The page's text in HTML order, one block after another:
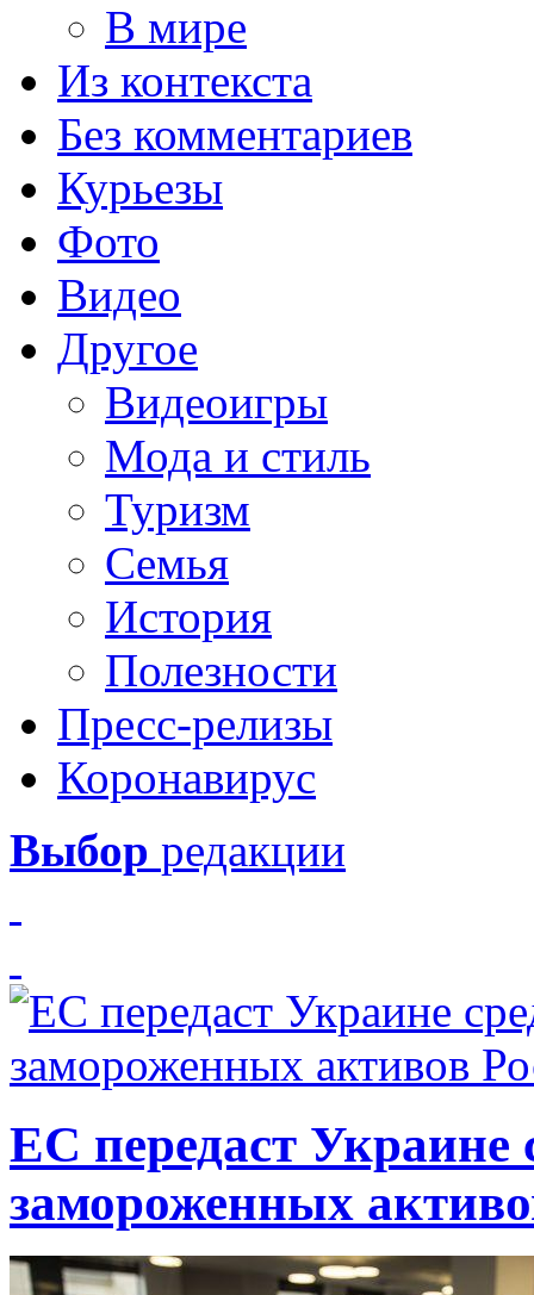
В мире
Из контекста
Без комментариев
Курьезы
Фото
Видео
Другое
Видеоигры
Мода и стиль
Туризм
Семья
История
Полезности
Пресс-релизы
Коронавирус
Выбор редакции
ЕС передаст Украине
замороженных